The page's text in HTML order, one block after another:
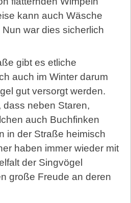
kann auch Wäsche
war dies sicherlich
gibt es etliche
auch im Winter darum
gut versorgt werden.
dass neben Staren,
auch Buchfinken
in der Straße heimisch
haben immer wieder mit
der Singvögel
große Freude an deren